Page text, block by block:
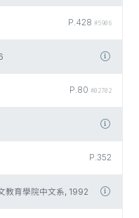
P.428 #5906
P.80 #02702
P.352
教育學院中文系, 1992